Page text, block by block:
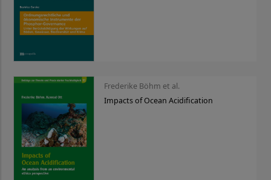
Frederike Böhm et al.
Impacts of Ocean Acidification